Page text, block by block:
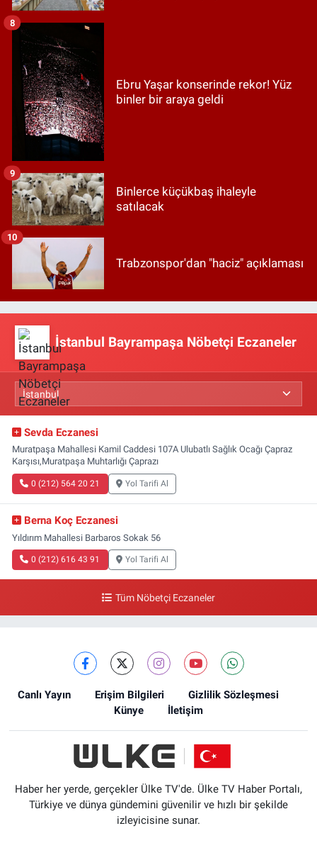
Ebru Yaşar konserinde rekor! Yüz
binler bir araya geldi
8
Binlerce küçükbaş ihaleyle
satılacak
9
Trabzonspor'dan "haciz" açıklaması
10
İstanbul Bayrampaşa Nöbetçi Eczaneler
Sevda Eczanesi
Muratpaşa Mahallesi Kamil Caddesi 107A Ulubatlı Sağlık Ocağı Çapraz
Karşısı,Muratpaşa Muhtarlığı Çaprazı
0 (212) 564 20 21 Yol Tarifi Al
Berna Koç Eczanesi
Yıldırım Mahallesi Barbaros Sokak 56
0 (212) 616 43 91 Yol Tarifi Al
Tüm Nöbetçi Eczaneler
Canlı Yayın Erişim Bilgileri
Gizlilik Sözleşmesi
Künye
İletişim
Haber her yerde, gerçekler Ülke TV'de. Ülke TV Haber Portalı,
Türkiye ve dünya gündemini güvenilir ve hızlı bir şekilde
izleyicisine sunar.